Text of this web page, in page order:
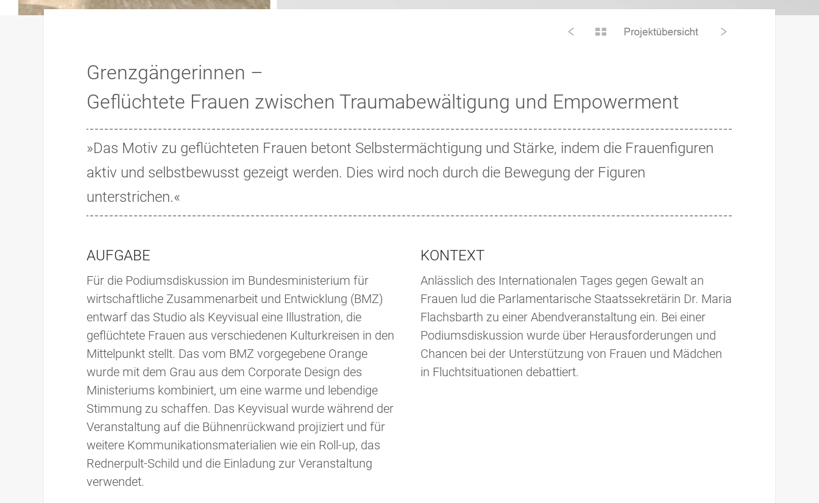
Grenzgängerinnen –
Geflüchtete Frauen zwischen Traumabewältigung und Empowerment
»Das Motiv zu geflüchteten Frauen betont Selbstermächtigung und Stärke, indem die Frauenfiguren
aktiv und selbstbewusst gezeigt werden. Dies wird noch durch die Bewegung der Figuren
unterstrichen.«
AUFGABE
Für die Podiumsdiskussion im Bundesministerium für
wirtschaftliche Zusammenarbeit und Entwicklung (BMZ)
entwarf das Studio als Keyvisual eine Illustration, die
geflüchtete Frauen aus verschiedenen Kulturkreisen in den
Mittelpunkt stellt. Das vom BMZ vorgegebene Orange
wurde mit dem Grau aus dem Corporate Design des
Ministeriums kombiniert, um eine warme und lebendige
Stimmung zu schaffen. Das Keyvisual wurde während der
Veranstaltung auf die Bühnenrückwand projiziert und für
weitere Kommunikationsmaterialien wie ein Roll-up, das
Rednerpult-Schild und die Einladung zur Veranstaltung
verwendet.
KONTEXT
Anlässlich des Internationalen Tages gegen Gewalt an
Frauen lud die Parlamentarische Staatssekretärin Dr. Maria
Flachsbarth zu einer Abendveranstaltung ein. Bei einer
Podiumsdiskussion wurde über Herausforderungen und
Chancen bei der Unterstützung von Frauen und Mädchen
in Fluchtsituationen debattiert.